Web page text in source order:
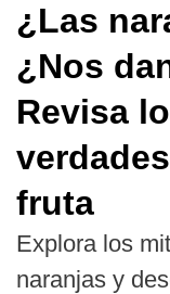
¿Las
¿Nos
Revisa
fruta
Explora los
naranjas y